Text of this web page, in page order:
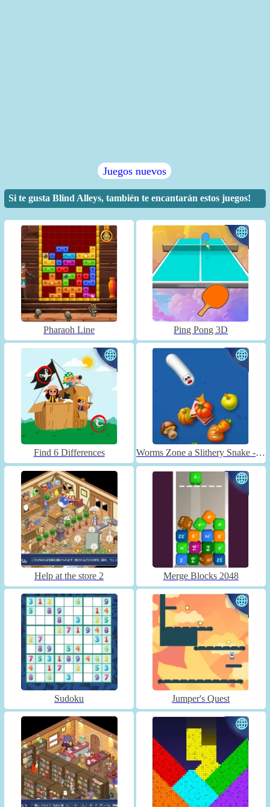
Juegos nuevos
Si te gusta Blind Alleys, también te encantarán estos juegos!
Pharaoh Line Ping Pong 3D
Find 6 Differences Worms Zone a Slithery Snake - Unblocked
Help at the store 2 Merge Blocks 2048
Sudoku Jumper's Quest